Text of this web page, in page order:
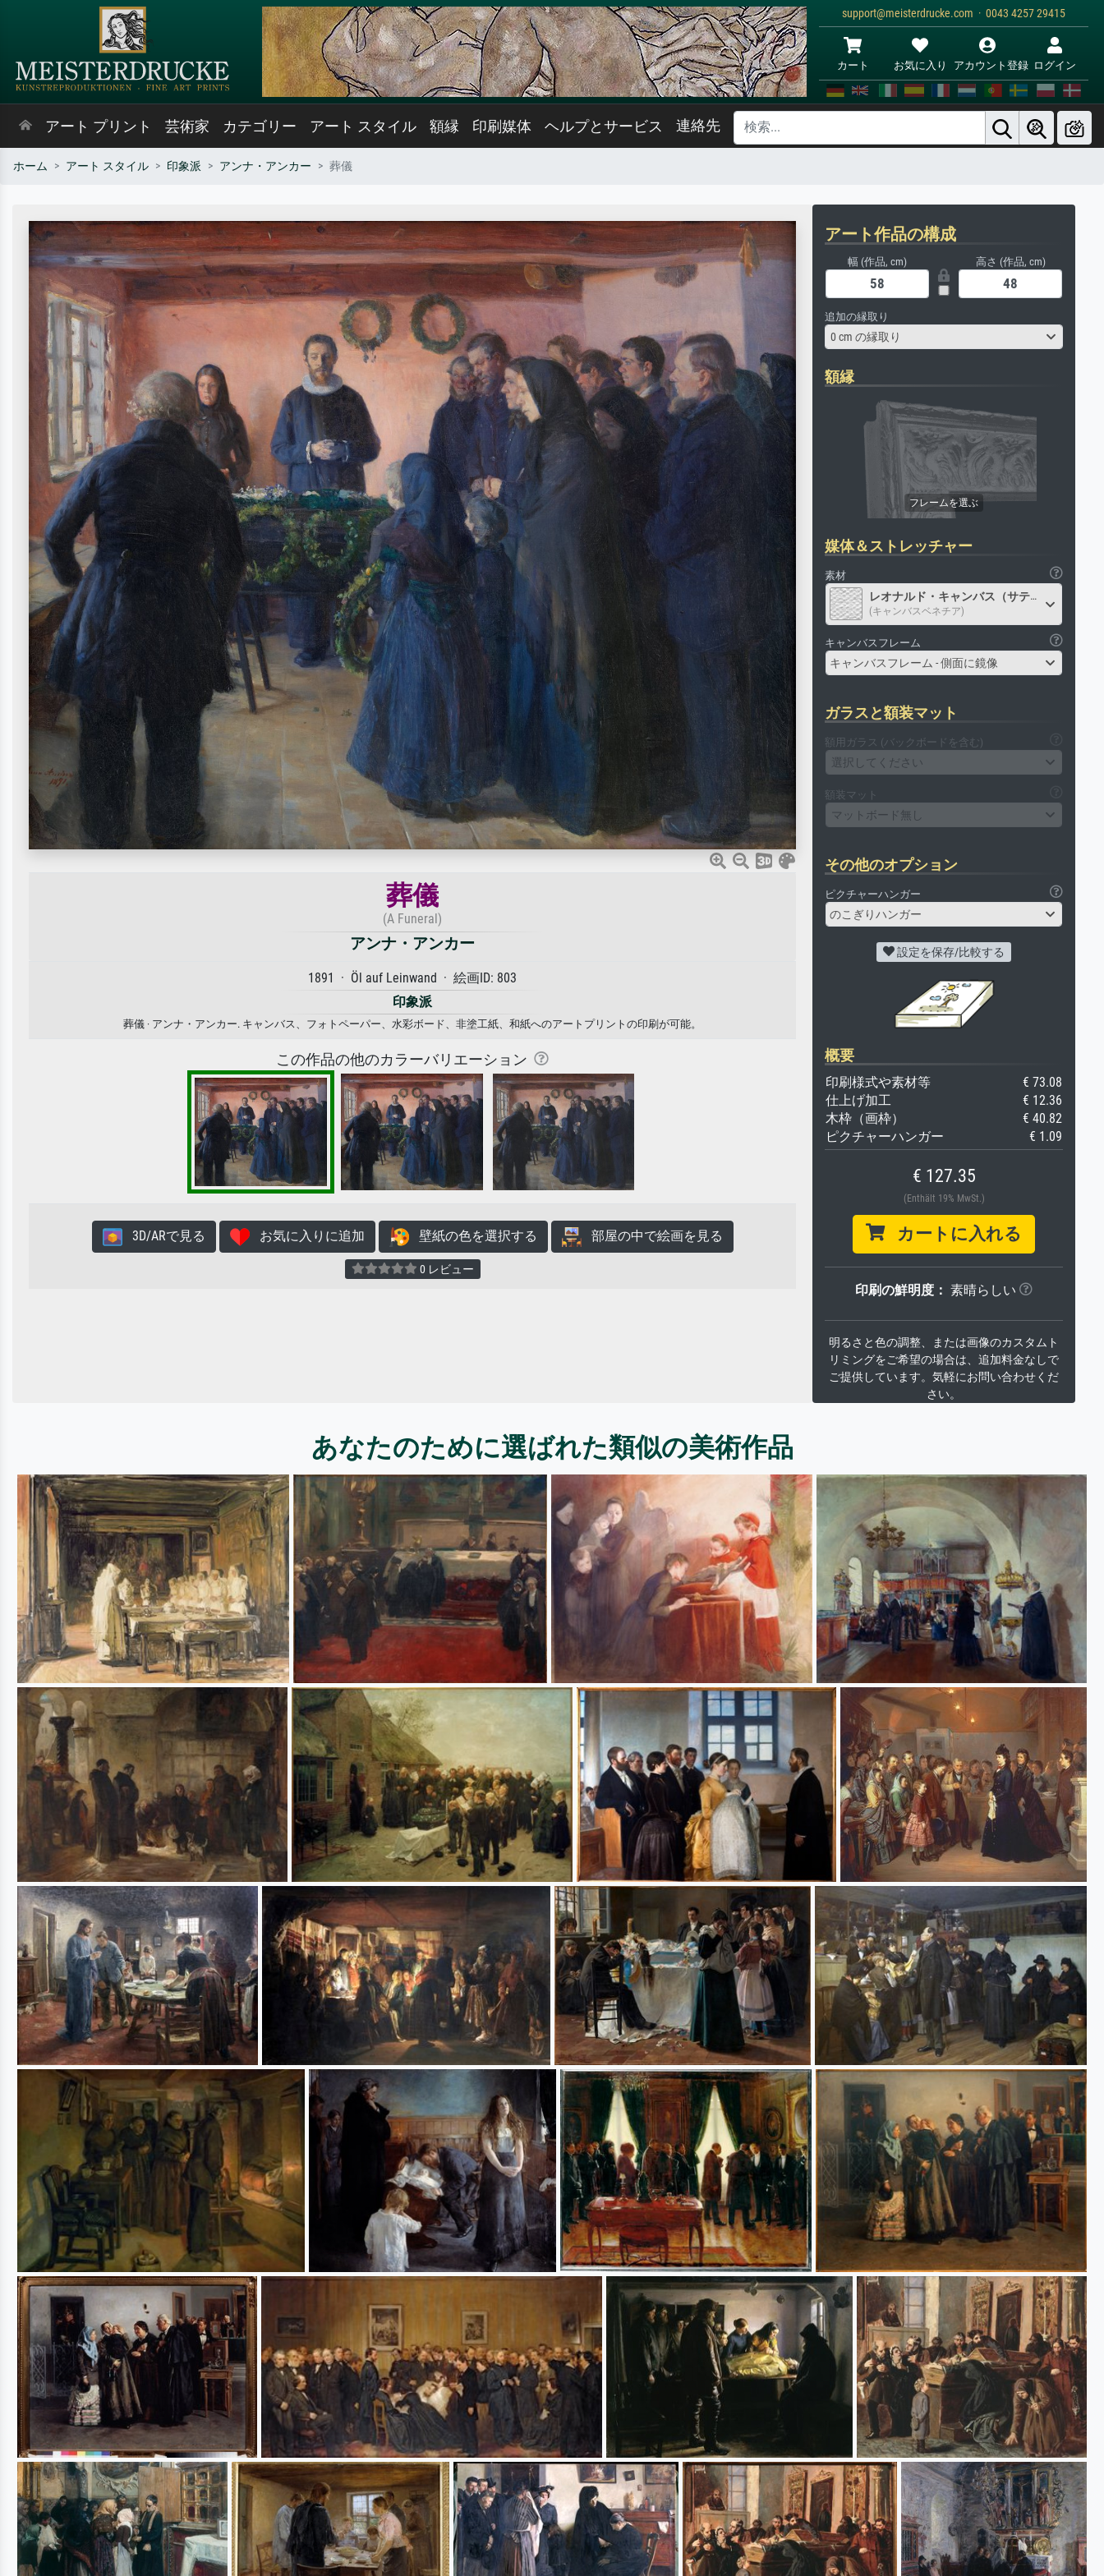
support@meisterdrucke.com · 0043 4257 29415
カート お気に入り アカウント登録 ログイン
アート プリント 芸術家 カテゴリー アート スタイル 額縁 印刷媒体 ヘルプとサービス 連絡先
ホーム アート スタイル 印象派 アンナ・アンカー 葬儀
葬儀
(A Funeral)
アンナ・アンカー
1891 · Öl auf Leinwand · 絵画ID: 803
印象派
葬儀 · アンナ・アンカー. キャンバス、フォトペーパー、水彩ボード、非塗工紙、和紙へのアートプリントの印刷が可能。
この作品の他のカラーバリエーション
3D/ARで見る お気に入りに追加 壁紙の色を選択する 部屋の中で絵画を見る
0 レビュー
アート作品の構成
幅 (作品, cm) 高さ (作品, cm)
追加の縁取り
0 cm の縁取り
額縁
媒体＆ストレッチャー
素材
レオナルド・キャンバス（サテン）
(キャンバスベネチア)
キャンバスフレーム
キャンバスフレーム - 側面に鏡像
ガラスと額装マット
額用ガラス (バックボードを含む)
選択してください
額装マット
マットボード無し
その他のオプション
ピクチャーハンガー
のこぎりハンガー
設定を保存/比較する
概要
印刷様式や素材等
€ 73.08
仕上げ加工
€ 12.36
木枠（画枠）
€ 40.82
ピクチャーハンガー
€ 1.09
€ 127.35
(Enthält 19% MwSt.)
カートに入れる
印刷の鮮明度： 素晴らしい
明るさと色の調整、または画像のカスタムト
リミングをご希望の場合は、追加料金なしで
ご提供しています。気軽にお問い合わせくだ
さい。
あなたのために選ばれた類似の美術作品